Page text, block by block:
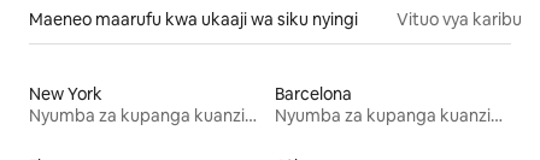
Maeneo maarufu kwa ukaaji wa siku nyingi Vituo vya karibu
New York
Nyumba za kupanga kuanzia mwezi mmoja
Barcelona
Nyumba za kupanga kuanzia mwezi mmoja